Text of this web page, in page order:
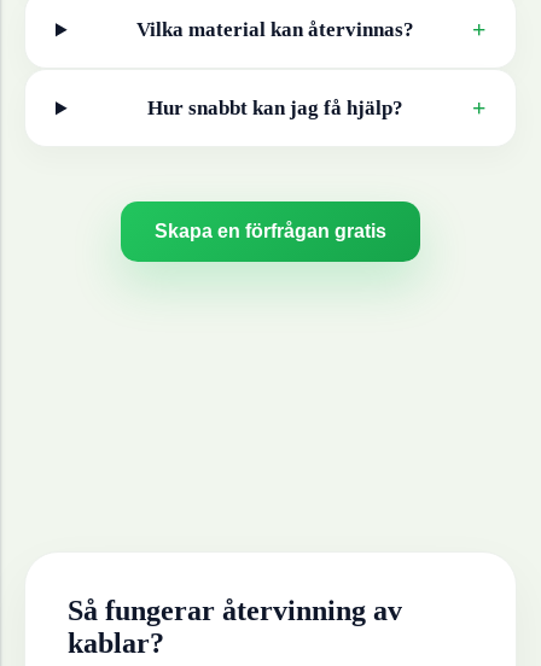
Vilka material kan återvinnas? +
Hur snabbt kan jag få hjälp? +
Skapa en förfrågan gratis
Så fungerar återvinning av
kablar?